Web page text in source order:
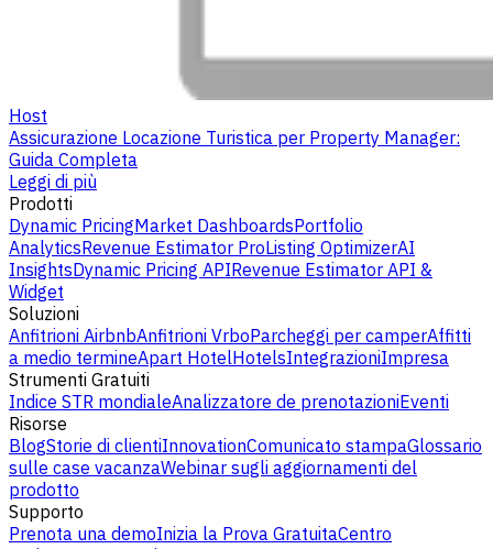
Host
Assicurazione Locazione Turistica per Property Manager:
Guida Completa
Leggi di più
Prodotti
Dynamic PricingMarket DashboardsPortfolio
AnalyticsRevenue Estimator ProListing OptimizerAI
InsightsDynamic Pricing APIRevenue Estimator API &
Widget
Soluzioni
Anfitrioni AirbnbAnfitrioni VrboParcheggi per camperAffitti
a medio termineApart HotelHotelsIntegrazioniImpresa
Strumenti Gratuiti
Indice STR mondialeAnalizzatore de prenotazioniEventi
Risorse
BlogStorie di clientiInnovationComunicato stampaGlossario
sulle case vacanzaWebinar sugli aggiornamenti del
prodotto
Supporto
Prenota una demoInizia la Prova GratuitaCentro